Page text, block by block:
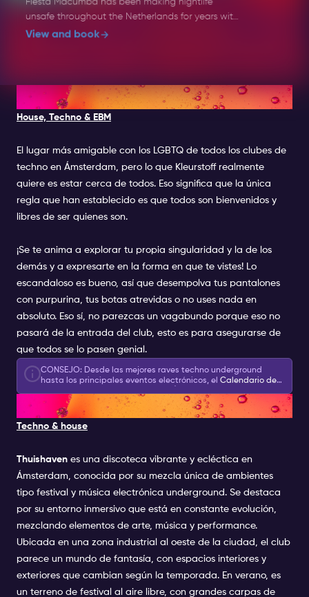
unsafe throughout the Netherlands for years with
the now well-known recipe: dance, flirt and enjoy
sounds: Reggaeton, Salsa, Bachata, Merengue,
Cumbia, Trap Latino, Baile Funk... everything is
thrown into the blender with a steaming dance
Music: Latin
Line-up: TBA
Dress Code: Party Chic
Age: 18+
Event Time: 23:30 - 05:00
Guestlist Information: You will be placed on the
guestlist for this Special Event by selecting it
can choose one Special Event per day at no
extra cost.
View and book
5. KLEURSTOFF
House, Techno & EBM
El lugar más amigable con los LGBTQ de todos los clubes de
techno en Ámsterdam, pero lo que Kleurstoff realmente
quiere es estar cerca de todos. Eso significa que la única
regla que han establecido es que todos son bienvenidos y
libres de ser quienes son.
¡Se te anima a explorar tu propia singularidad y la de los
demás y a expresarte en la forma en que te vistes! Lo
escandaloso es bueno, así que desempolva tus pantalones
con purpurina, tus botas atrevidas o no uses nada en
absoluto. Eso sí, no parezcas un vagabundo porque eso no
pasará de la entrada del club, esto es para asegurarse de
que todos se lo pasen genial.
CONSEJO: Desde las mejores raves techno underground
hasta los principales eventos electrónicos, el Calendario de
descubre aún más cosas que hacer en la ciudad.
6. THUISHAVEN
Techno & house
Thuishaven es una discoteca vibrante y ecléctica en
Ámsterdam, conocida por su mezcla única de ambientes
tipo festival y música electrónica underground. Se destaca
por su entorno inmersivo que está en constante evolución,
mezclando elementos de arte, música y performance.
Ubicada en una zona industrial al oeste de la ciudad, el club
parece un mundo de fantasía, con espacios interiores y
exteriores que cambian según la temporada. En verano, es
un terreno de festival al aire libre, con grandes carpas de